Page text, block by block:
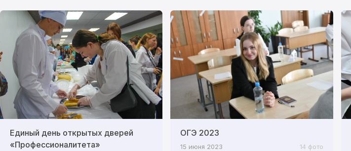
Единый день открытых дверей
«Профессионалитета»
ОГЭ 2023
15 июня 2023 14 фото